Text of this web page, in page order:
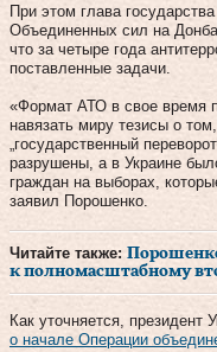
При этом глава
Объединенных сил на
что за четыре года
поставленные задачи.
«Формат АТО в свое время
навязать миру тезисы о
„государственный
разрушены, а в Украине
граждан на выборах,
заявил Порошенко.
Читайте также:
к полномасштабному
Как уточняется, президент
о начале Операции